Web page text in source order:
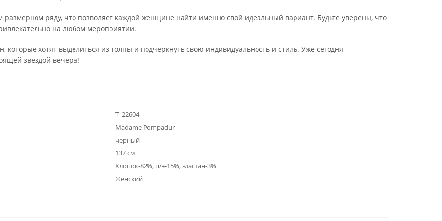
размерном ряду, что позволяет каждой женщине найти именно свой идеальный вариант. Будьте уверены, что
на любом мероприятии.
хотят выделиться из толпы и подчеркнуть свою индивидуальность и стиль. Уже сегодня
звездой вечера!
Т- 22604
Madame Pompadur
черный
137 см
Хлопок-82%, п/э-15%, эластан-3%
Женский